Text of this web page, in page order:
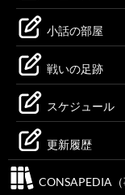
小話の部屋
戦いの足跡
スケジュール
更新履歴
CONSAPEDIA（